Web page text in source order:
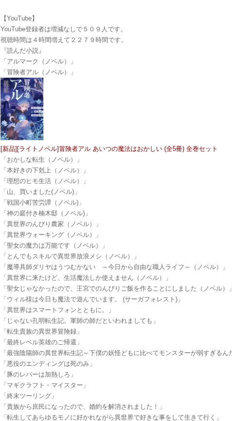
【YouTube】
YouTube登録者は増減なしで５０９人です。
視聴時間は４時間増えて２２７９時間です。
『読んだ小説』
「アルマーク（ノベル）」
「冒険者アル（ノベル）」
[新品][ライトノベル]冒険者アル あいつの魔法はおかしい (全5冊) 全巻セット
「おかしな転生（ノベル）」
「本好きの下剋上（ノベル）」
「理想のヒモ生活（ノベル）」
「山、買いました(ノベル)」
「戦国小町苦労譚（ノベル)」
「神の庭付き楠木邸（ノベル)」
「異世界のんびり農家（ノベル）」
「異世界ウォーキング（ノベル）」
「聖女の魔力は万能です（ノベル）」
「とんでもスキルで異世界放浪メシ（ノベル）」
「魔導具師ダリヤはうつむかない ～今日から自由な職人ライフ～（ノベル）」
「異世界に来たけど、生活魔法しか使えません（ノベル）」
「聖女じゃなかったので、王宮でのんびりご飯を作ることにしました（ノベル）」
「ウィル様は今日も魔法で遊んでいます。 (サーガフォレスト)」
「異世界はスマートフォンとともに。」
「じゃない孔明転生記。軍師の師だといわれましても」
「転生貴族の異世界冒険録」
「最終レベル英雄のご帰還」
「最強陰陽師の異世界転生記～下僕の妖怪どもに比べてモンスターが弱すぎるん
「悪役のエンディングは死のみ」
「豚のレバーは加熱しろ」
「マギクラフト・マイスター」
「終末ツーリング」
「貴族から庶民になったので、婚約を解消されました！」
「転生してあらゆるモノに好かれながら異世界で好きな事をして生きて行く」